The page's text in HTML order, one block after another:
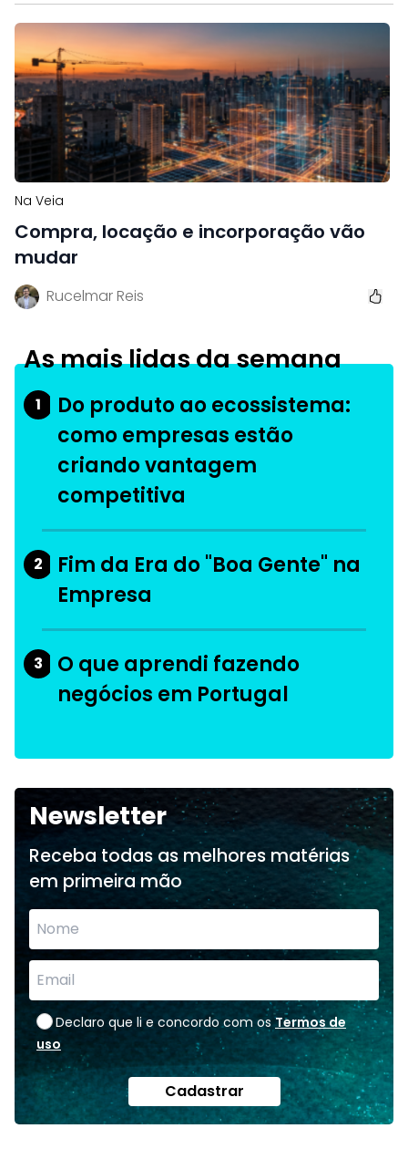
Na Veia
Compra, locação e incorporação vão
mudar
Rucelmar Reis
As mais lidas da semana
1
Do produto ao ecossistema:
como empresas estão
criando vantagem
competitiva
2
Fim da Era do "Boa Gente" na
Empresa
3
O que aprendi fazendo
negócios em Portugal
Newsletter
Receba todas as melhores matérias
em primeira mão
Declaro que li e concordo com os Termos de
uso
Cadastrar